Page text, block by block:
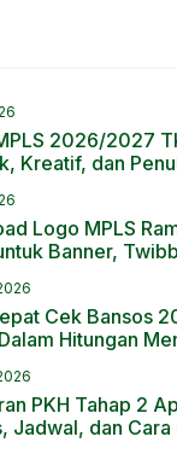
2026/2027
Kreatif, dan
Logo MPLS
Banner,
Cek Bansos
Hitungan
PKH Tahap 2
Jadwal, dan